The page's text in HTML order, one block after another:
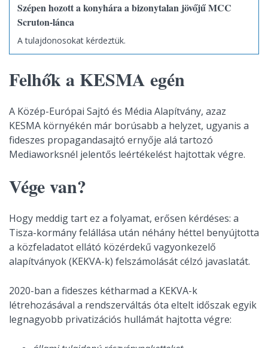
Szépen hozott a konyhára a bizonytalan jövőjű MCC
Scruton-lánca
A tulajdonosokat kérdeztük.
Felhők a KESMA egén
A Közép-Európai Sajtó és Média Alapítvány, azaz
KESMA környékén már borúsabb a helyzet, ugyanis a
fideszes propagandasajtó ernyője alá tartozó
Mediaworksnél jelentős leértékelést hajtottak végre.
Vége van?
Hogy meddig tart ez a folyamat, erősen kérdéses: a
Tisza-kormány felállása után néhány héttel benyújtotta
a közfeladatot ellátó közérdekű vagyonkezelő
alapítványok (KEKVA-k) felszámolását célzó javaslatát.
2020-ban a fideszes kétharmad a KEKVA-k
létrehozásával a rendszerváltás óta eltelt időszak egyik
legnagyobb privatizációs hullámát hajtotta végre: